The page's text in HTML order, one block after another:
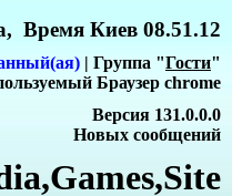
Время Киев 08.51.12
| Группа "Гости"
Браузер chrome
Версия 131.0.0.0
Новых сообщений